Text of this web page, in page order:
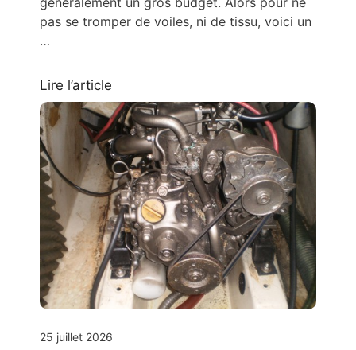
pas se tromper de voiles, ni de tissu, voici un
…
Lire l’article
25 juillet 2026